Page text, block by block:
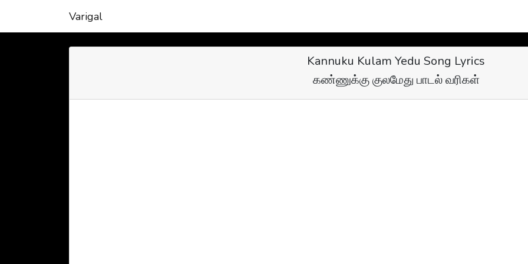
Varigal
Kannuku Kulam Yedu Song Lyrics
கண்ணுக்கு குலமேது பாடல் வரிகள்